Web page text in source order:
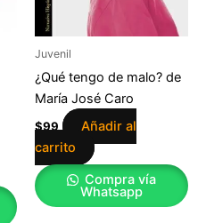
Juvenil
¿Qué tengo de malo? de
María José Caro
$99
Añadir al
carrito
Compra vía
Whatsapp